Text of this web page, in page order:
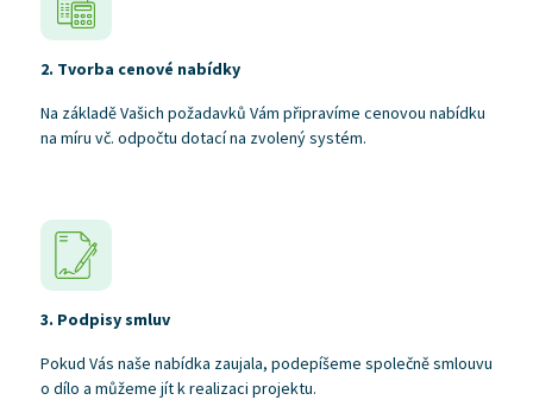
2. Tvorba cenové nabídky
Na základě Vašich požadavků Vám připravíme cenovou nabídku
na míru vč. odpočtu dotací na zvolený systém.
3. Podpisy smluv
Pokud Vás naše nabídka zaujala, podepíšeme společně smlouvu
o dílo a můžeme jít k realizaci projektu.